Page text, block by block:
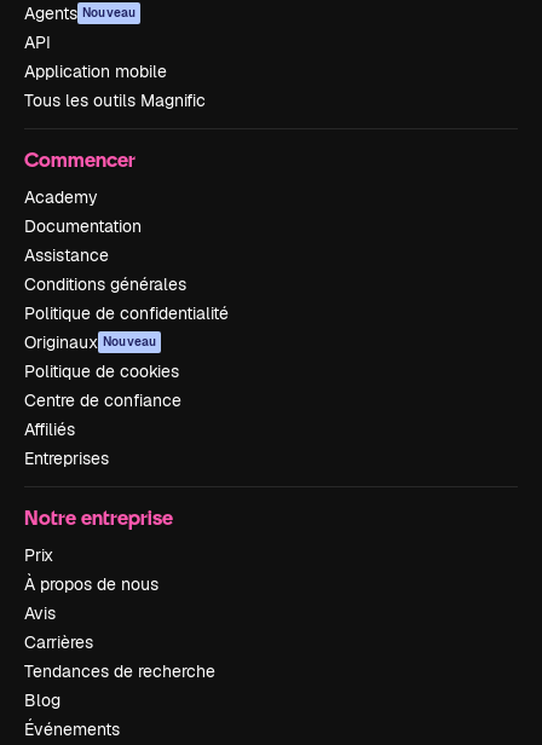
Agents Nouveau
API
Application mobile
Tous les outils Magnific
Commencer
Academy
Documentation
Assistance
Conditions générales
Politique de confidentialité
Originaux Nouveau
Politique de cookies
Centre de confiance
Affiliés
Entreprises
Notre entreprise
Prix
À propos de nous
Avis
Carrières
Tendances de recherche
Blog
Événements